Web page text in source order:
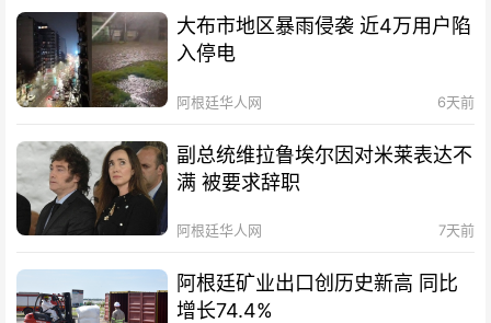
大布市地区暴雨侵袭 近4万用户陷
入停电
阿根廷华人网 6天前
副总统维拉鲁埃尔因对米莱表达不
满 被要求辞职
阿根廷华人网 7天前
阿根廷矿业出口创历史新高 同比
增长74.4%